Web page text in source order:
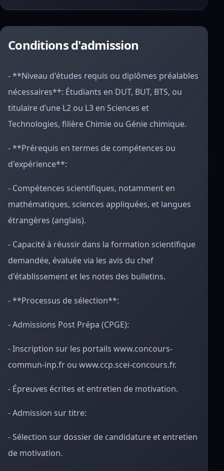
Conditions d'admission
- **Niveau d'études requis ou diplômes préalables
nécessaires**: Étudiants en DUT, BUT, BTS, ou
titulaire d’une L2 ou L3 en Sciences et
Technologies, filière Chimie ou Génie chimique.
- **Prérequis en termes de compétences ou
d'expérience**:
- Compétences scientifiques, notamment en
mathématiques, sciences appliquées, et langues
étrangères (anglais).
- Capacité à réussir dans la formation scientifique
demandée, évaluée via les avis du chef
d'établissement et les notes des bulletins.
- **Processus de sélection**:
- Admissions Post Prépa (CPGE):
- Inscription sur les portails www.concours-
commun-inp.fr ou www.ccp.scei-concours.fr.
- Épreuves écrites et entretien de motivation.
- Admission sur titre:
- Sélection sur dossier de candidature et entretien
de motivation.